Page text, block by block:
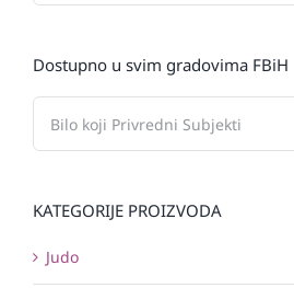
Dostupno u svim gradovima FBiH
KATEGORIJE PROIZVODA
Judo